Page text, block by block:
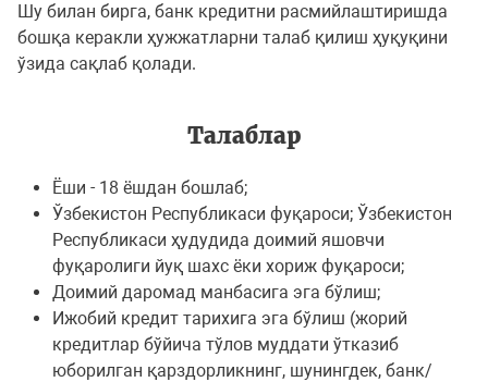
Шу билан бирга, банк кредитни расмийлаштиришда
бошқа керакли ҳужжатларни талаб қилиш ҳуқуқини
ўзида сақлаб қолади.
Талаблар
Ёши - 18 ёшдан бошлаб;
Ўзбекистон Республикаси фуқароси; Ўзбекистон
Республикаси ҳудудида доимий яшовчи
фуқаролиги йуқ шахс ёки хориж фуқароси;
Доимий даромад манбасига эга бўлиш;
Ижобий кредит тарихига эга бўлиш (жорий
кредитлар бўйича тўлов муддати ўтказиб
юборилган қарздорликнинг, шунингдек, банк/